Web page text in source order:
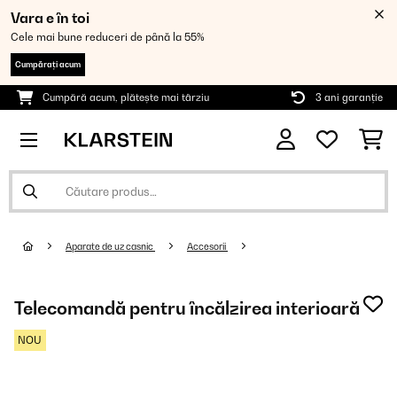
Vara e în toi
Cele mai bune reduceri de până la 55%
Cumpărați acum
Cumpără acum, plătește mai târziu 3 ani garanție
Aparate de uz casnic Accesorii
Telecomandă pentru încălzirea interioară
NOU